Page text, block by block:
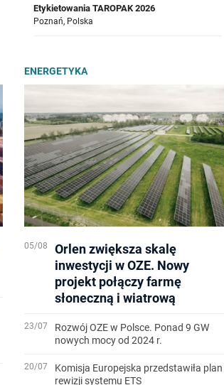
Etykietowania TAROPAK 2026
Poznań, Polska
ENERGETYKA
05/08
Orlen zwiększa skalę
inwestycji w OZE. Nowy
projekt połączy farmę
słoneczną i wiatrową
23/07
Rozwój OZE w Polsce. Ponad 9 GW
nowych mocy od 2024 r.
20/07
Komisja Europejska przedstawiła plan
rewizji systemu ETS